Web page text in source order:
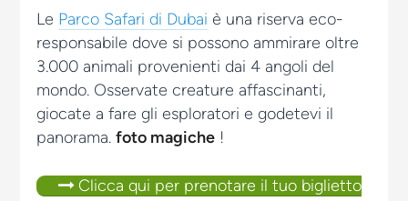
Le Parco Safari di Dubai è una riserva eco-
responsabile dove si possono ammirare oltre
3.000 animali provenienti dai 4 angoli del
mondo. Osservate creature affascinanti,
giocate a fare gli esploratori e godetevi il
panorama.foto magiche !
Clicca qui per prenotare il tuo biglietto